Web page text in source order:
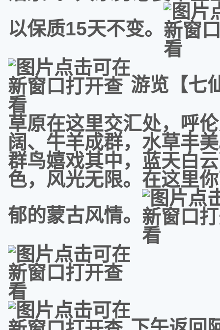
以保质15天不变。
游览【七
草原在这里交汇处，呼
阔、牛羊成群，水草丰
群鸟嬉戏其中，蓝天白
色，风光无限。在这里
郁的蒙古风情。